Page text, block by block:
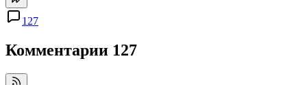
127
Комментарии 127